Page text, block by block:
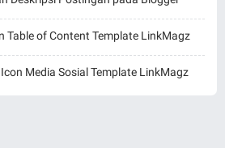
Table of Content Template LinkMagz
Media Sosial Template LinkMagz